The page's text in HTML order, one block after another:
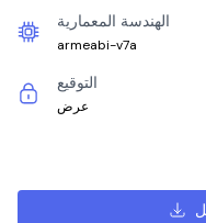
الهندسة المعمارية
armeabi-v7a
التوقيع
عرض